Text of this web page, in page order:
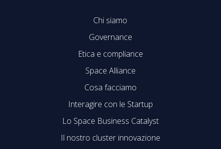
Chi siamo
Governance
Etica e compliance
Space Alliance
Cosa facciamo
Interagire con le Startup
Lo Space Business Catalyst
Il nostro cluster innovazione